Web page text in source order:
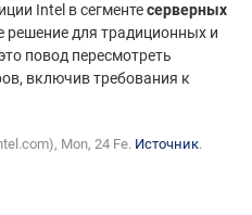
Intel в сегментесерверных
решение для традиционных и
повод пересмотреть
включив требования к
Mon, 24 Fe. Источник.